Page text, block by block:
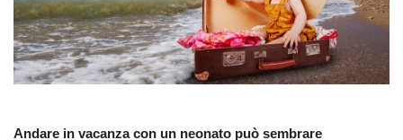
Andare in vacanza con un neonato può sembrare